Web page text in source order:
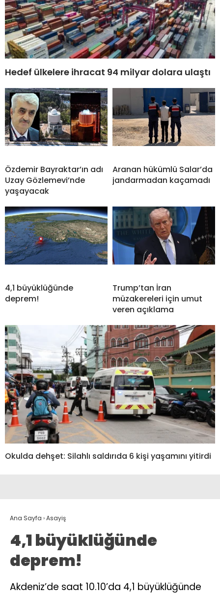
Hedef ülkelere ihracat 94 milyar dolara ulaştı
Özdemir Bayraktar’ın adı
Uzay Gözlemevi’nde
yaşayacak
Aranan hükümlü Salar’da
jandarmadan kaçamadı
4,1 büyüklüğünde
deprem!
Trump’tan İran
müzakereleri için umut
veren açıklama
Okulda dehşet: Silahlı saldırıda 6 kişi yaşamını yitirdi
Ana Sayfa ›Asayiş
4,1 büyüklüğünde
deprem!
Akdeniz’de saat 10.10’da 4,1 büyüklüğünde